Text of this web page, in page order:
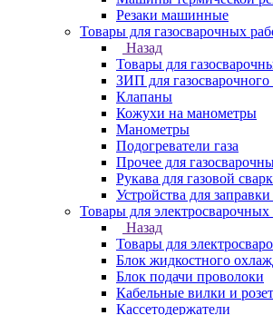
Резаки машинные
Товары для газосварочных
Назад
Товары для
ЗИП для газосварочного
Клапаны
Кожухи на манометры
Манометры
Подогреватели газа
Прочее для
Рукава для газовой
Устройства для
Товары для электросварочных
Назад
Товары для
Блок жидкостного
Блок подачи проволоки
Кабельные вилки и
Кассетодержатели